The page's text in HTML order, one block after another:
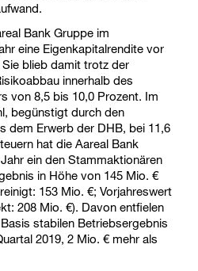
Bank Gruppe im
eine Eigenkapitalrendite vor
blieb damit trotz der
innerhalb des
von 8,5 bis 10,0 Prozent. Im
begünstigt durch den
dem Erwerb der DHB, bei 11,6
hat die Aareal Bank
ein den Stammaktionären
in Höhe von 145 Mio. €
153 Mio. €; Vorjahreswert
208 Mio. €). Davon entfielen
stabilen Betriebsergebnis
2019, 2 Mio. € mehr als